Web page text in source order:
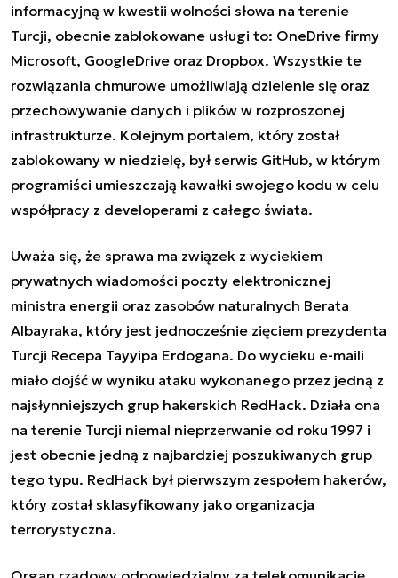
informacyjną w kwestii wolności słowa na terenie
Turcji, obecnie zablokowane usługi to: OneDrive firmy
Microsoft, GoogleDrive oraz Dropbox. Wszystkie te
rozwiązania chmurowe umożliwiają dzielenie się oraz
przechowywanie danych i plików w rozproszonej
infrastrukturze. Kolejnym portalem, który został
zablokowany w niedzielę, był serwis GitHub, w którym
programiści umieszczają kawałki swojego kodu w celu
współpracy z developerami z całego świata.
Uważa się, że sprawa ma związek z wyciekiem
prywatnych wiadomości poczty elektronicznej
ministra energii oraz zasobów naturalnych Berata
Albayraka, który jest jednocześnie zięciem prezydenta
Turcji Recepa Tayyipa Erdogana. Do wycieku e-maili
miało dojść w wyniku ataku wykonanego przez jedną z
najsłynniejszych grup hakerskich RedHack. Działa ona
na terenie Turcji niemal nieprzerwanie od roku 1997 i
jest obecnie jedną z najbardziej poszukiwanych grup
tego typu. RedHack był pierwszym zespołem hakerów,
który został sklasyfikowany jako organizacja
terrorystyczna.